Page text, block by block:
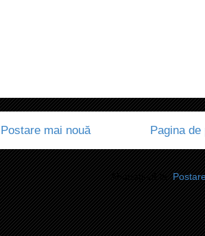
Postare mai nouă Pagina de
Abonați-vă la: